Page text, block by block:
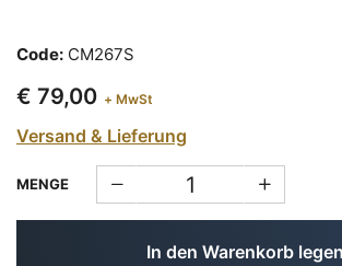
Code: CM267S
€ 79,00 + MwSt
Versand & Lieferung
MENGE
In den Warenkorb legen